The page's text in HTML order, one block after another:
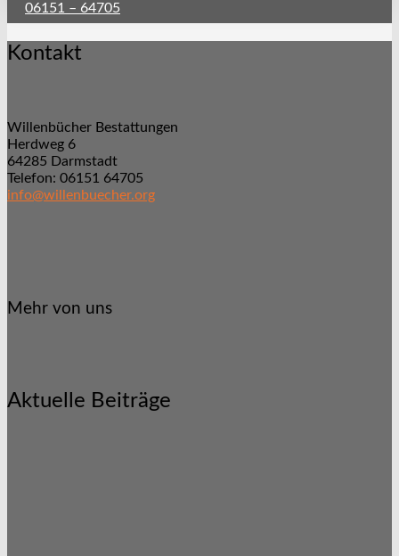
06151 – 64705
Kontakt
Willenbücher Bestattungen
Herdweg 6
64285 Darmstadt
Telefon: 06151 64705
info@willenbuecher.org
Mehr von uns
Aktuelle Beiträge